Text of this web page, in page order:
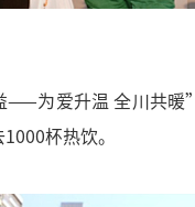
为爱升温 全川共
杯热饮。